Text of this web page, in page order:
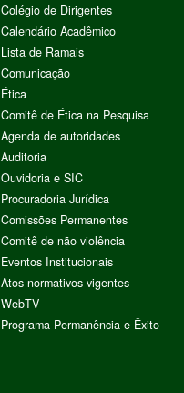
Colégio de Dirigentes
Calendário Acadêmico
Lista de Ramais
Comunicação
Ética
Comitê de Ética na Pesquisa
Agenda de autoridades
Auditoria
Ouvidoria e SIC
Procuradoria Jurídica
Comissões Permanentes
Comitê de não violência
Eventos Institucionais
Atos normativos vigentes
WebTV
Programa Permanência e Êxito